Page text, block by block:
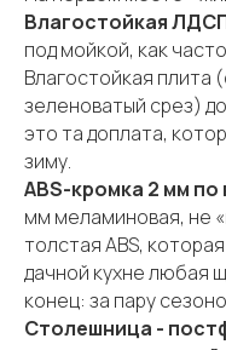
Влагостойкая
под мойкой, как
Влагостойкая плита
зеленоватый срез)
это та доплата,
зиму.
ABS-кромка 2 мм
мм меламиновая, не
толстая ABS,
дачной кухне любая
конец: за пару
Столешница -